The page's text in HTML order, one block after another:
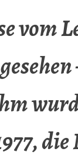
vom
die